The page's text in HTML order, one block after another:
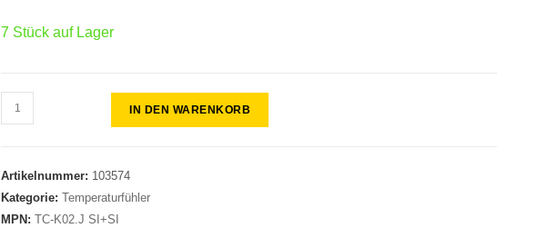
7 Stück auf Lager
IN DEN WARENKORB
Artikelnummer: 103574
Kategorie:Temperaturfühler
MPN:TC-K02.J SI+SI